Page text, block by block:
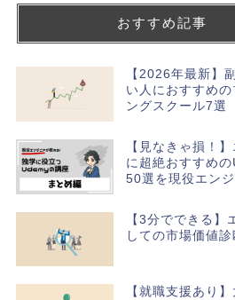
おすすめ記事
【2026年最新】
い人におすすめの
ングスクール7選
【見なきゃ損！
に超絶おすすめ
50選を現役エン
【3分でできる】
しての市場価値診
【就職支援あり